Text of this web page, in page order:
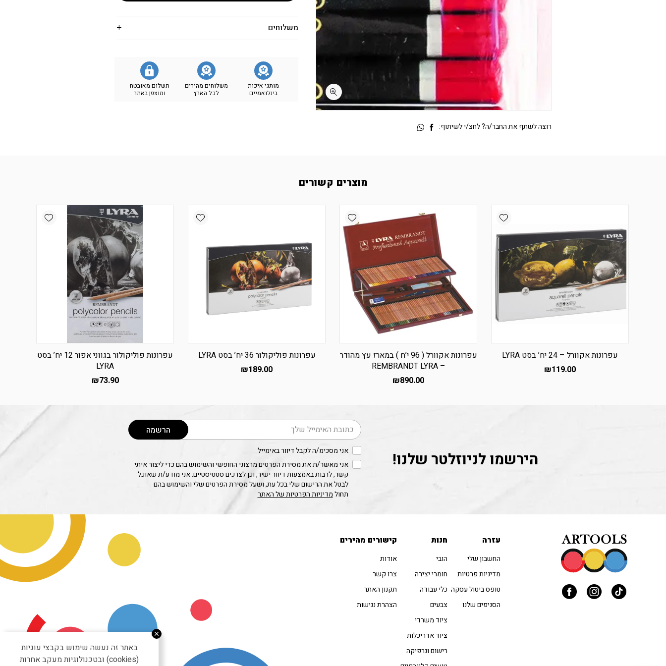
משלוחים
מותגי איכות
בינלואמיים
משלוחים מהירים
לכל הארץ
תשלום מאובטח
ומוצפן באתר
רוצה לשתף את החבר/ה? לחצ/י לשיתוף:
מוצרים קשורים
Add wishlist
עפרונות אקוורל – 24 יח’ בסט LYRA
₪119.00
Add wishlist
עפרונות אקוורל ( 96 י’ח ) במארז עץ מהודר
– REMBRANDT LYRA
₪890.00
Add wishlist
עפרונות פוליקולור 36 יח’ בסט LYRA
₪189.00
Add wishlist
עפרונות פוליקולור בגווני אפור 12 יח’ בסט
LYRA
₪73.90
הירשמו לניוזלטר שלנו!
דוא׳׳ל הרשמה
אני מסכימ/ה לקבל דיוור באימייל
אני מאשר/ת את מסירת הפרטים מרצוני החופשי והשימוש בהם כדי ליצור איתי
קשר, לרבות באמצעות דיוור ישיר, וכן לצרכים סטטיסטיים. אני מודע/ת שאוכל
לבטל את הרישום שלי בכל עת, ושעל מסירת הפרטים שלי והשימוש בהם
תחולמדיניות הפרטיות של האתר
עזרה
החשבון שלי
מדיניות פרטיות
טופס ביטול עסקה
הסניפים שלנו
חנות
הובי
חומרי יצירה
כלי עבודה
צבעים
ציוד משרדי
ציוד אדריכלות
רישום וגרפיקה
קישורים מהירים
אודות
צרו קשר
תקנון האתר
הצהרת נגישות
באתר זה נעשה שימוש בקבצי עוגיות
(cookies) ובטכנולוגיות מעקב אחרות